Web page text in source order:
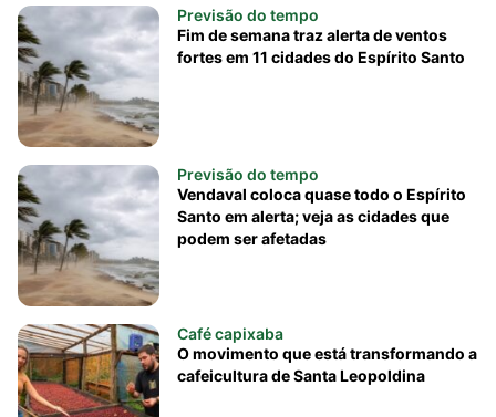
Previsão do tempo
Fim de semana traz alerta de ventos
fortes em 11 cidades do Espírito Santo
Previsão do tempo
Vendaval coloca quase todo o Espírito
Santo em alerta; veja as cidades que
podem ser afetadas
Café capixaba
O movimento que está transformando a
cafeicultura de Santa Leopoldina